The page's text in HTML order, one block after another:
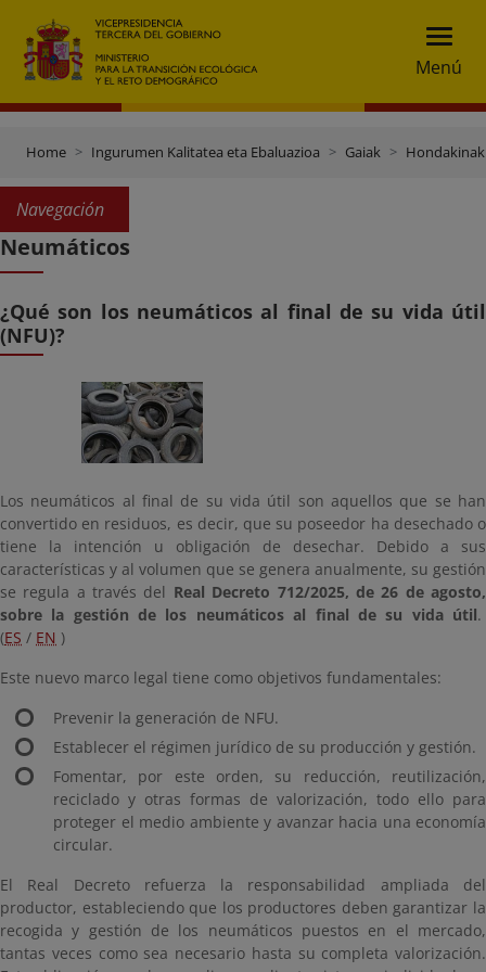
Menú
Home Ingurumen Kalitatea eta Ebaluazioa Gaiak
Navegación
Neumáticos
¿Qué son los neumáticos al final de su vida útil
(NFU)?
Los neumáticos al final de su vida útil son aquellos que se han
convertido en residuos, es decir, que su poseedor ha desechado o
tiene la intención u obligación de desechar. Debido a sus
características y al volumen que se genera anualmente, su gestión
se regula a través del Real Decreto 712/2025, de 26 de agosto,
sobre la gestión de los neumáticos al final de su vida útil.
(ES / EN )
Este nuevo marco legal tiene como objetivos fundamentales:
Prevenir la generación de NFU.
Establecer el régimen jurídico de su producción y gestión.
Fomentar, por este orden, su reducción, reutilización,
reciclado y otras formas de valorización, todo ello para
proteger el medio ambiente y avanzar hacia una economía
circular.
El Real Decreto refuerza la responsabilidad ampliada del
productor, estableciendo que los productores deben garantizar la
recogida y gestión de los neumáticos puestos en el mercado,
tantas veces como sea necesario hasta su completa valorización.